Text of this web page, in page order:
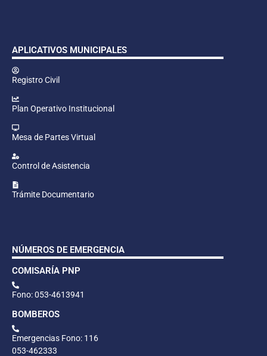
APLICATIVOS MUNICIPALES
Registro Civil
Plan Operativo Institucional
Mesa de Partes Virtual
Control de Asistencia
Trámite Documentario
NÚMEROS DE EMERGENCIA
COMISARÍA PNP
Fono: 053-4613941
BOMBEROS
Emergencias Fono: 116
053-462333